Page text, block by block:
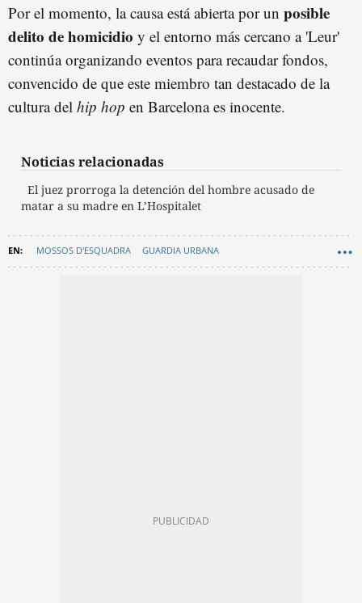
Por el momento, la causa está abierta por un posible
delito de homicidio y el entorno más cercano a 'Leur'
continúa organizando eventos para recaudar fondos,
convencido de que este miembro tan destacado de la
cultura del hip hop en Barcelona es inocente.
Noticias relacionadas
El juez prorroga la detención del hombre acusado de
matar a su madre en L’Hospitalet
MOSSOS D'ESQUADRA GUARDIA URBANA